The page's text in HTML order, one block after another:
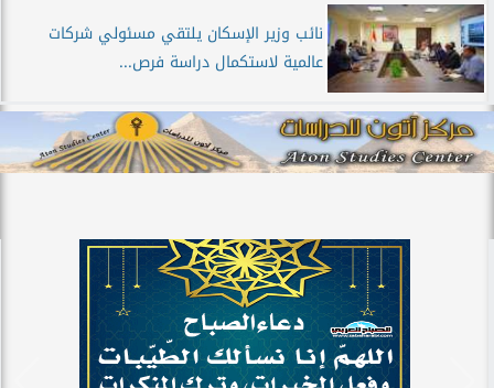
نائب وزير الإسكان يلتقي مسئولي شركات
عالمية لاستكمال دراسة فرص...